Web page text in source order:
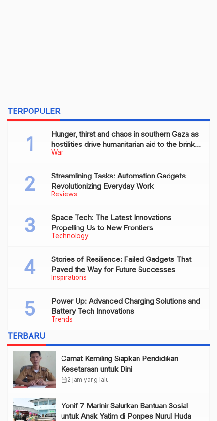
TERPOPULER
War
Hunger, thirst and chaos in southern Gaza as
hostilities drive humanitarian aid to the brink
of collapse
Reviews
Streamlining Tasks: Automation Gadgets
Revolutionizing Everyday Work
Technology
Space Tech: The Latest Innovations
Propelling Us to New Frontiers
Inspirations
Stories of Resilience: Failed Gadgets That
Paved the Way for Future Successes
Trends
Power Up: Advanced Charging Solutions and
Battery Tech Innovations
TERBARU
Camat Kemiling Siapkan Pendidikan
Kesetaraan untuk Dini
calendar_month2 jam yang lalu
Yonif 7 Marinir Salurkan Bantuan Sosial
untuk Anak Yatim di Ponpes Nurul Huda